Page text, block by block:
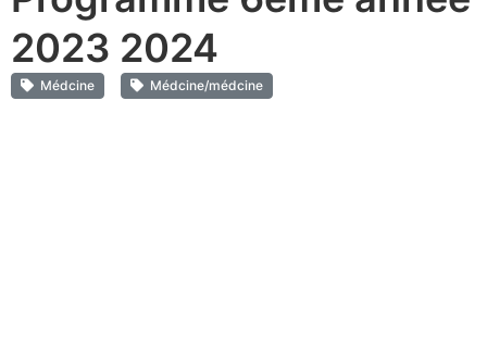
2023 2024
Médcine Médcine/médcine